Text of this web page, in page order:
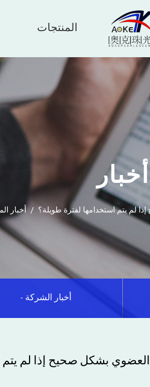
المنتجات
أخبار
أخبار / لم يتم استخدامها لفترة طويلة؟
- أخبار الشركة
بشكل صحيح إذا لم يتم